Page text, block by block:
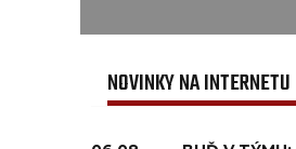
NOVINKY NA INTERNETU